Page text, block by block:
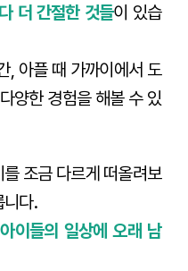
더 간절한 것들이 있습
, 아플 때 가까이에서 도
양한 경험을 해볼 수 있
조금 다르게 떠올려보
니다.
아이들의 일상에 오래 남